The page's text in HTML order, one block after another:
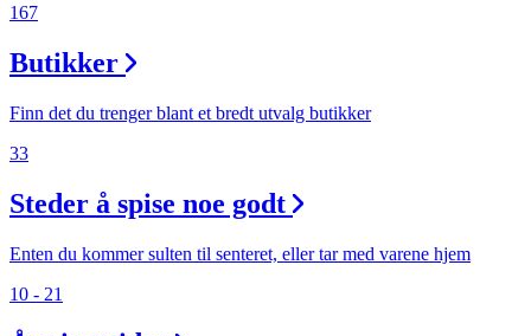
Ledige stillinger
Magasin
Gavekort
167
Butikker
Finn det du trenger blant et bredt utvalg butikker
33
Steder å spise noe godt
Enten du kommer sulten til senteret, eller tar med varene hjem
10 - 21